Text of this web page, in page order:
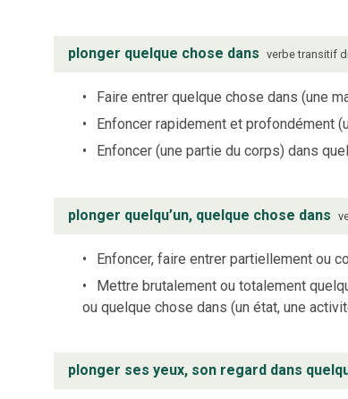
plonger quelque chose dans verbe transitif
Faire entrer quelque chose dans (une
Enfoncer rapidement et profondément
Enfoncer (une partie du corps) dans
plonger quelqu’un, quelque chose dans
Enfoncer, faire entrer partiellement ou
Mettre brutalement ou totalement
ou quelque chose dans (un état, une
plonger ses yeux, son regard dans